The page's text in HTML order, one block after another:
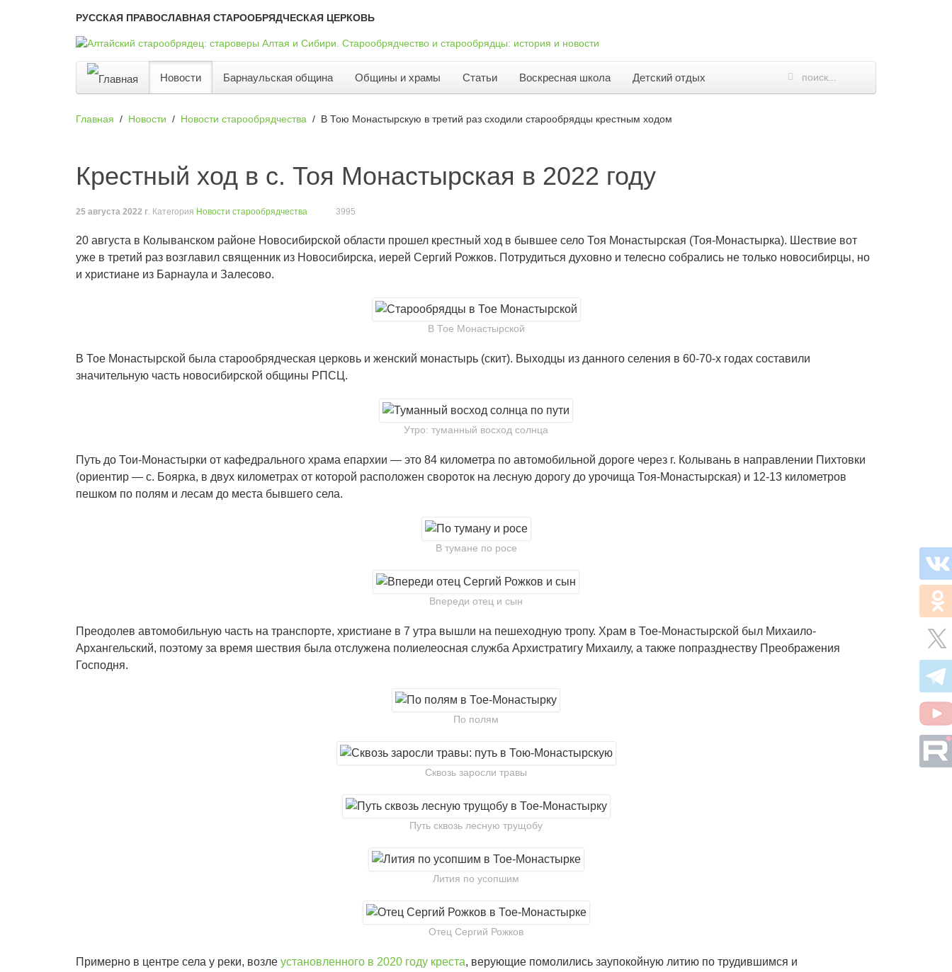
РУССКАЯ ПРАВОСЛАВНАЯ СТАРООБРЯДЧЕСКАЯ ЦЕРКОВЬ
Новости Барнаульская община Общины и храмы Статьи Воскресная школа Детский отдых
Главная Новости Новости старообрядчества В Тою Монастырскую в третий раз сходили старообрядцы крестным ходом
Крестный ход в с. Тоя Монастырская в 2022 году
25 августа 2022 г. Категория Новости старообрядчества 3995
20 августа в Колыванском районе Новосибирской области прошел крестный ход в бывшее село Тоя Монастырская (Тоя-Монастырка). Шествие вот
уже в третий раз возглавил священник из Новосибирска, иерей Сергий Рожков. Потрудиться духовно и телесно собрались не только новосибирцы, но
и христиане из Барнаула и Залесово.
В Тое Монастырской
В Тое Монастырской была старообрядческая церковь и женский монастырь (скит). Выходцы из данного селения в 60-70-х годах составили
значительную часть новосибирской общины РПСЦ.
Утро: туманный восход солнца
Путь до Тои-Монастырки от кафедрального храма епархии — это 84 километра по автомобильной дороге через г. Колывань в направлении Пихтовки
(ориентир — с. Боярка, в двух километрах от которой расположен свороток на лесную дорогу до урочища Тоя-Монастырская) и 12-13 километров
пешком по полям и лесам до места бывшего села.
В тумане по росе
Впереди отец и сын
Преодолев автомобильную часть на транспорте, христиане в 7 утра вышли на пешеходную тропу. Храм в Тое-Монастырской был Михаило-
Архангельский, поэтому за время шествия была отслужена полиелеосная служба Архистратигу Михаилу, а также попразднеству Преображения
Господня.
По полям
Сквозь заросли травы
Путь сквозь лесную трущобу
Лития по усопшим
Отец Сергий Рожков
Примерно в центре села у реки, возле установленного в 2020 году креста, верующие помолились заупокойную литию по трудившимся и